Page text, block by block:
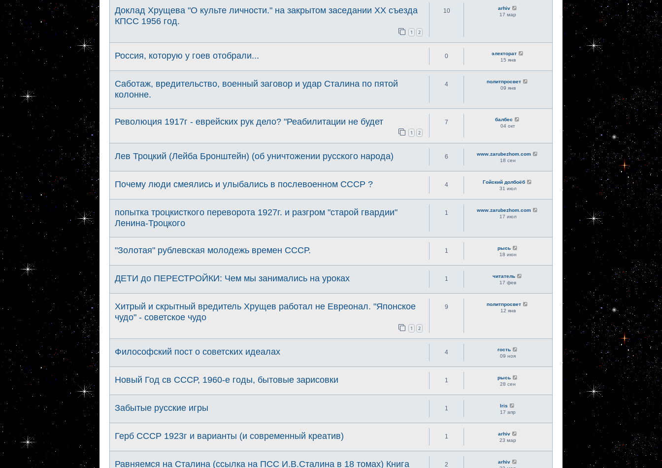
Доклад Хрущева "О культе личности." на закрытом заседании XX съезда
КПСС 1956 год.
1 2
10
arhiv
17 мар
Россия, которую у гоев отобрали... 0
электорат
15 янв
Саботаж, вредительство, военный заговор и удар Сталина по пятой
колонне.
4
политпросвет
09 янв
Революция 1917г - еврейских рук дело? "Реабилитации не будет
1 2
7
балбес
04 окт
Лев Троцкий (Лейба Бронштейн) (об уничтожении русского народа) 6
www.zarubezhom.com
18 сен
Почему люди смеялись и улыбались в послевоенном СССР ? 4
Гойский долбоёб
31 июл
попытка троцкисткого переворота 1927г. и разгром "старой гвардии"
Ленина-Троцкого
1
www.zarubezhom.com
17 июл
"Золотая" рублевская молодежь времен СССР. 1
рысь
18 июн
ДЕТИ до ПЕРЕСТРОЙКИ: Чем мы занимались на уроках 1
читатель
17 фев
Хитрый и скрытный вредитель Хрущев работал не Евреонал. "Японское
чудо" - советское чудо
1 2
9
политпросвет
12 янв
Философский пост о советских идеалах 4
гость
09 ноя
Новый Год св СССР, 1960-е годы, бытовые зарисовки 1
рысь
28 сен
Забытые русские игры 1
Iris
17 апр
Герб СССР 1923г и варианты (и современный креатив) 1
arhiv
23 мар
Равняемся на Сталина (ссылка на ПСС И.В.Сталина в 18 томах) Книга 2
arhiv